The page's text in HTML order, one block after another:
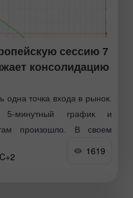
сессию 7
консолидацию
точка входа в рынок.
минутный график и
произошло. В своем
внимание на уровень1619